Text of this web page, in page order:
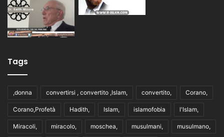
Tags
,donna convertirsi , convertito ,Islam, convertito, Corano,
Corano,Profetà Hadith, Islam, islamofobia l'Islam,
Miracoli, miracolo, moschea, musulmani, musulmano,